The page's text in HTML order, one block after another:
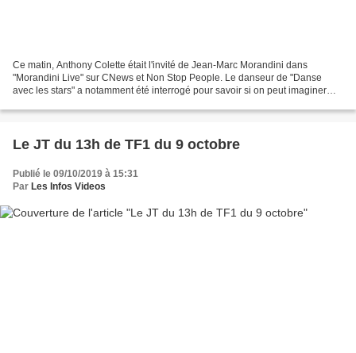
Ce matin, Anthony Colette était l'invité de Jean-Marc Morandini dans
"Morandini Live" sur CNews et Non Stop People. Le danseur de "Danse
avec les stars" a notamment été interrogé pour savoir si on peut imaginer
Le JT du 13h de TF1 du 9 octobre
Publié le 09/10/2019 à 15:31
Par Les Infos Videos